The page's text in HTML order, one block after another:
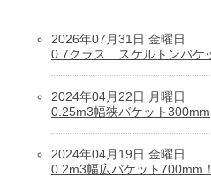
2026年07月31日 金曜日
0.7クラス スケルトンバケ
2024年04月22日 月曜日
0.25m3幅狭バケット300mm
2024年04月19日 金曜日
0.2m3幅広バケット700mm